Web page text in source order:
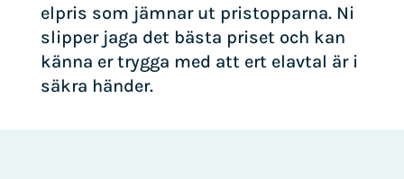
elpris som jämnar ut pristopparna. Ni
slipper jaga det bästa priset och kan
känna er trygga med att ert elavtal är i
säkra händer.